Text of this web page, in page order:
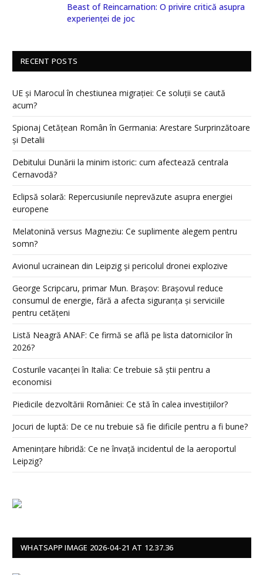
Beast of Reincarnation: O privire critică asupra
experienței de joc
RECENT POSTS
UE și Marocul în chestiunea migrației: Ce soluții se caută
acum?
Spionaj Cetățean Român în Germania: Arestare Surprinzătoare
și Detalii
Debitului Dunării la minim istoric: cum afectează centrala
Cernavodă?
Eclipsă solară: Repercusiunile neprevăzute asupra energiei
europene
Melatonină versus Magneziu: Ce suplimente alegem pentru
somn?
Avionul ucrainean din Leipzig și pericolul dronei explozive
George Scripcaru, primar Mun. Brașov: Brașovul reduce
consumul de energie, fără a afecta siguranța și serviciile
pentru cetățeni
Listă Neagră ANAF: Ce firmă se află pe lista datornicilor în
2026?
Costurile vacanței în Italia: Ce trebuie să știi pentru a
economisi
Piedicile dezvoltării României: Ce stă în calea investițiilor?
Jocuri de luptă: De ce nu trebuie să fie dificile pentru a fi bune?
Amenințare hibridă: Ce ne învață incidentul de la aeroportul
Leipzig?
WHATSAPP IMAGE 2026-04-21 AT 12.37.36